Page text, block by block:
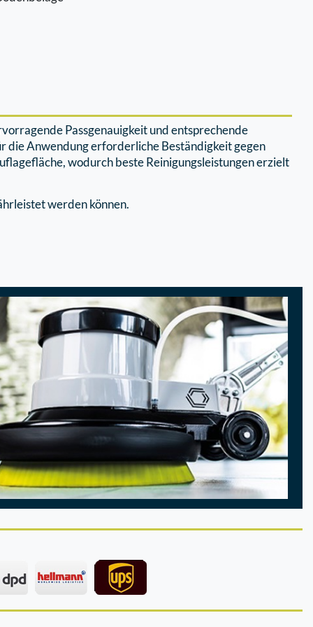
Passgenauigkeit und entsprechende
die Anwendung erforderliche Beständigkeit gegen
wodurch beste Reinigungsleistungen erzielt
werden können.